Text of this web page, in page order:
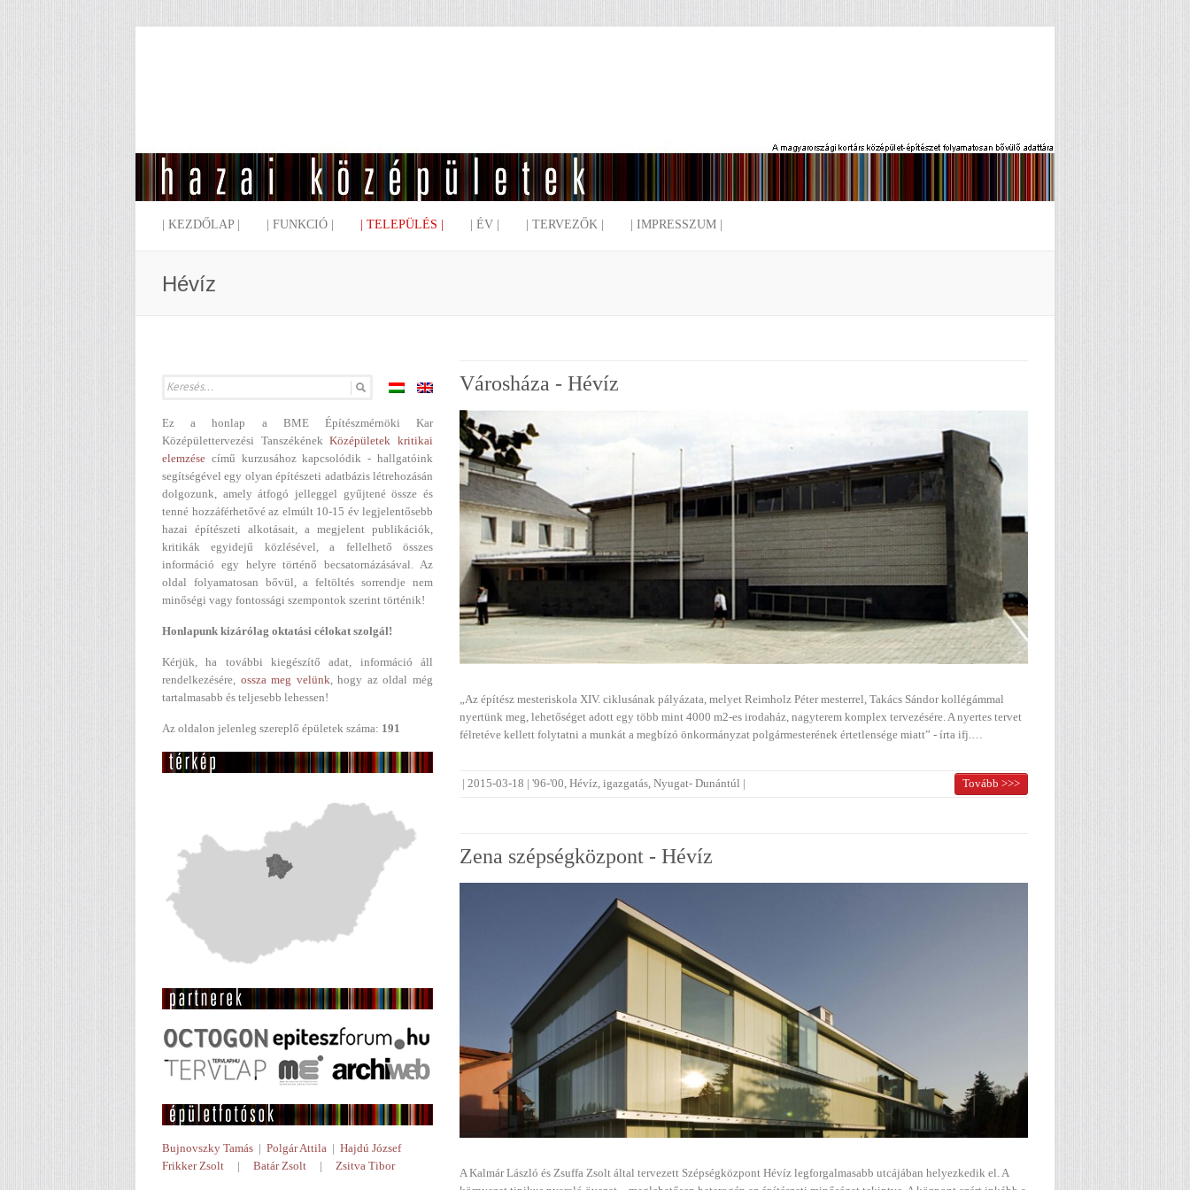
| KEZDŐLAP | | FUNKCIÓ | | TELEPÜLÉS | | ÉV | | TERVEZŐK | | IMPRESSZUM |
Hévíz
Városháza - Hévíz
„Az építész mesteriskola XIV. ciklusának pályázata, melyet Reimholz Péter mesterrel, Takács Sándor kollégámmal
nyertünk meg, lehetőséget adott egy több mint 4000 m2-es irodaház, nagyterem komplex tervezésére. A nyertes tervet
félretéve kellett folytatni a munkát a megbízó önkormányzat polgármesterének értetlensége miatt” - írta ifj.…
|2015-03-18 |'96-'00,Hévíz,igazgatás,Nyugat- Dunántúl | Tovább >>>
Zena szépségközpont - Hévíz
A Kalmár László és Zsuffa Zsolt által tervezett Szépségközpont Hévíz legforgalmasabb utcájában helyezkedik el. A
Ez a honlap a BME Építészmérnöki Kar
Középülettervezési TanszékénekKözépületek kritikai
elemzése című kurzusához kapcsolódik - hallgatóink
segítségével egy olyan építészeti adatbázis létrehozásán
dolgozunk, amely átfogó jelleggel gyűjtené össze és
tenné hozzáférhetővé az elmúlt 10-15 év legjelentősebb
hazai építészeti alkotásait, a megjelent publikációk,
kritikák egyidejű közlésével, a fellelhető összes
információ egy helyre történő becsatornázásával. Az
oldal folyamatosan bővül, a feltöltés sorrendje nem
minőségi vagy fontossági szempontok szerint történik!
Honlapunk kizárólag oktatási célokat szolgál!
Kérjük, ha további kiegészítő adat, információ áll
rendelkezésére, ossza meg velünk, hogy az oldal még
tartalmasabb és teljesebb lehessen!
Az oldalon jelenleg szereplő épületek száma: 191
Bujnovszky Tamás | Polgár Attila | Hajdú József
Frikker Zsolt | Batár Zsolt | Zsitva Tibor